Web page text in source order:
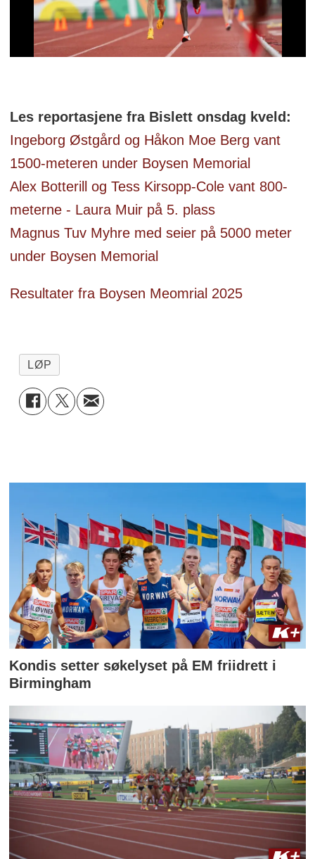
Les reportasjene fra Bislett onsdag kveld:
Ingeborg Østgård og Håkon Moe Berg vant
1500-meteren under Boysen Memorial
Alex Botterill og Tess Kirsopp-Cole vant 800-
meterne - Laura Muir på 5. plass
Magnus Tuv Myhre med seier på 5000 meter
under Boysen Memorial
Resultater fra Boysen Meomrial 2025
LØP
Kondis setter søkelyset på EM friidrett i
Birmingham